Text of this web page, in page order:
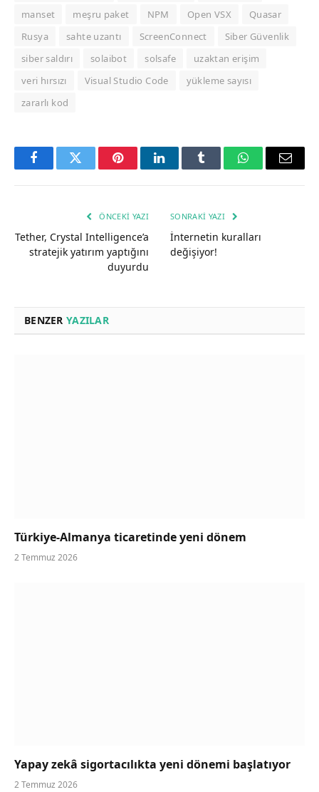
manset
meşru paket NPM Open VSX
Quasar
Rusya
sahte uzantı ScreenConnect
Siber Güvenlik
siber saldırı
solaibot solsafe
uzaktan erişim
veri hırsızı
Visual Studio Code
yükleme sayısı
zararlı kod
FacebookTwitter PinterestLinkedInTumblr WhatsAppEmail
ÖNCEKI YAZI
Tether, Crystal Intelligence’a
stratejik yatırım yaptığını
duyurdu
SONRAKI YAZI
İnternetin kuralları
değişiyor!
BENZER YAZILAR
Türkiye-Almanya ticaretinde yeni dönem
2 Temmuz 2026
Yapay zekâ sigortacılıkta yeni dönemi başlatıyor
2 Temmuz 2026